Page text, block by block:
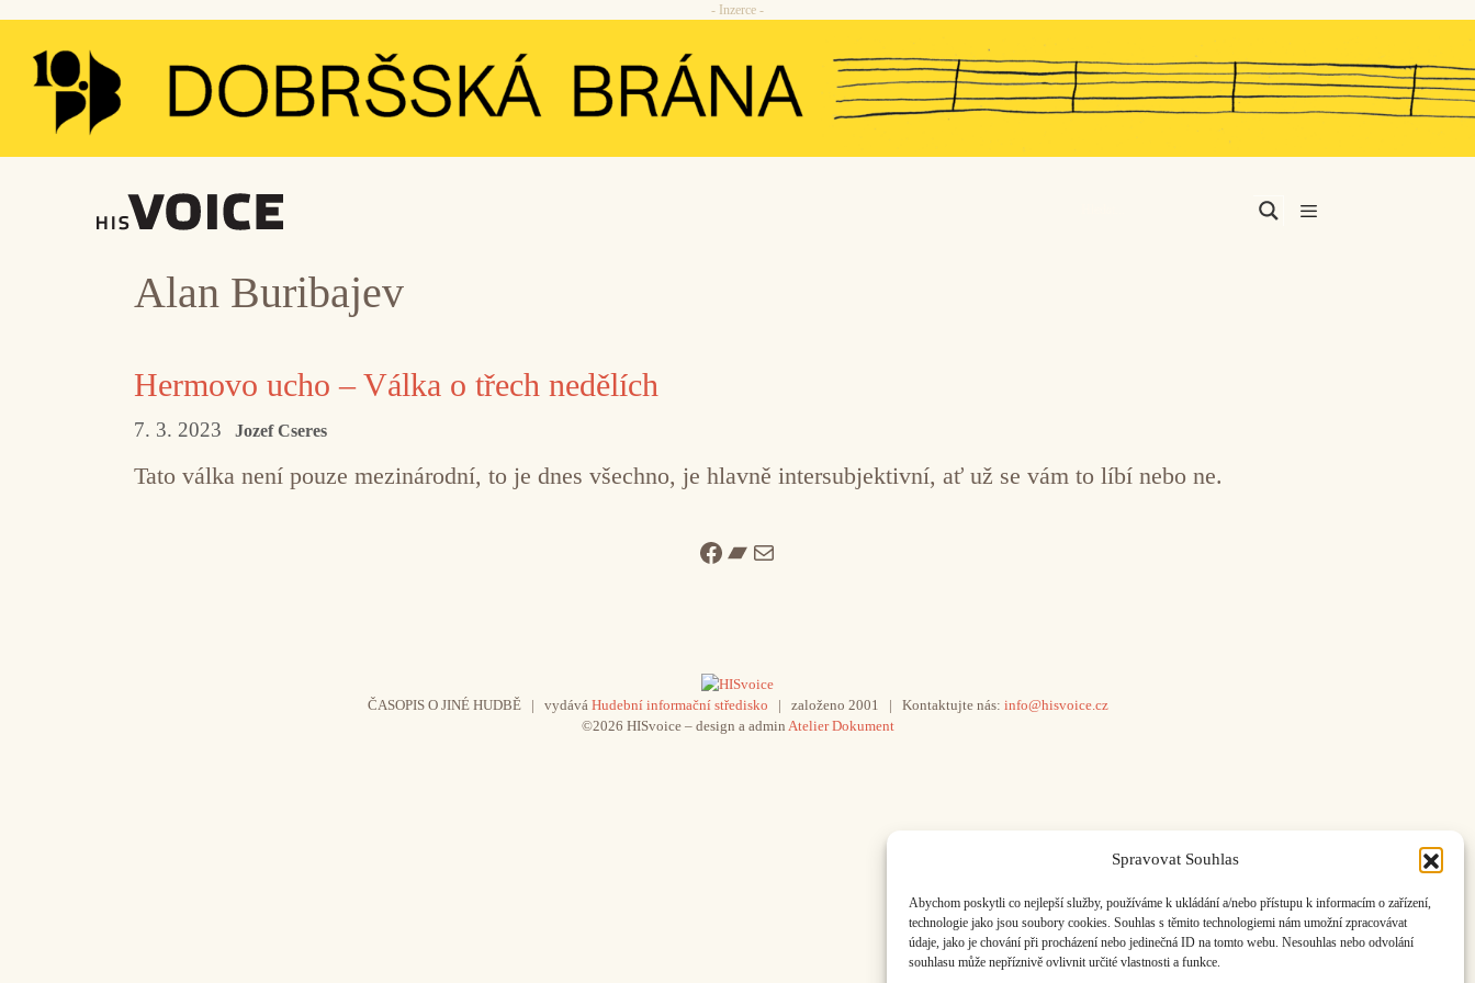
Spravovat Souhlas
Abychom poskytli co nejlepší služby, používáme k ukládání a/nebo přístupu k informacím o zařízení,
technologie jako jsou soubory cookies. Souhlas s těmito technologiemi nám umožní zpracovávat
údaje, jako je chování při procházení nebo jedinečná ID na tomto webu. Nesouhlas nebo odvolání
souhlasu může nepříznivě ovlivnit určité vlastnosti a funkce.
Přeskočit
obsah
- Inzerce -
Alan Buribajev
Hermovo ucho – Válka o třech nedělích
7. 3. 2023 Jozef Cseres
Tato válka není pouze mezinárodní, to je dnes všechno, je hlavně intersubjektivní, ať už se vám to líbí nebo ne.
Facebook
Bandcamp
Mail
ČASOPIS O JINÉ HUDBĚ | vydává Hudební informační středisko | založeno 2001 | Kontaktujte nás: info@hisvoice.cz
©2026 HISvoice – design a admin Atelier Dokument